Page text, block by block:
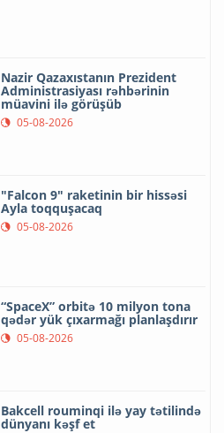
Nazir Qazaxıstanın Prezident
Administrasiyası rəhbərinin
müavini ilə görüşüb
05-08-2026
"Falcon 9" raketinin bir hissəsi
Ayla toqquşacaq
05-08-2026
“SpaceX” orbitə 10 milyon tona
qədər yük çıxarmağı planlaşdırır
05-08-2026
Bakcell rouminqi ilə yay tətilində
dünyanı kəşf et